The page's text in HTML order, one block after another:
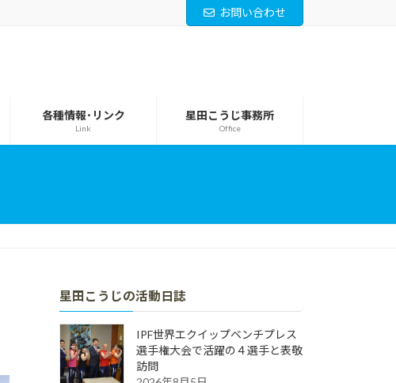
お問い合わせ
各種情報･リンク
Link
星田こうじ事務所
Office
星田こうじの活動日誌
IPF世界エクイップベンチプレス
選手権大会で活躍の４選手と表敬
訪問